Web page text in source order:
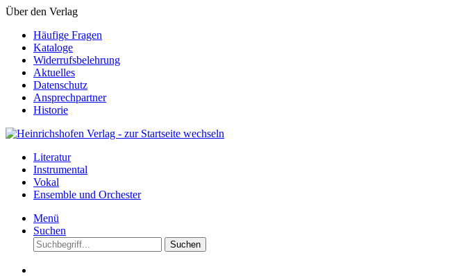
Über den Verlag
Häufige Fragen
Kataloge
Widerrufsbelehrung
Aktuelles
Datenschutz
Ansprechpartner
Historie
Literatur
Instrumental
Vokal
Ensemble und Orchester
Menü
Suchen
Suchen